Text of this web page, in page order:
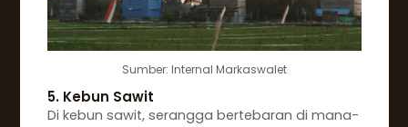
Sumber: Internal Markaswalet
5. Kebun Sawit
Di kebun sawit, serangga bertebaran di mana-